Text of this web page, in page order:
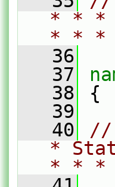
* * *
* *
   36
   37
   38
{
   39
   40
//
*
* *